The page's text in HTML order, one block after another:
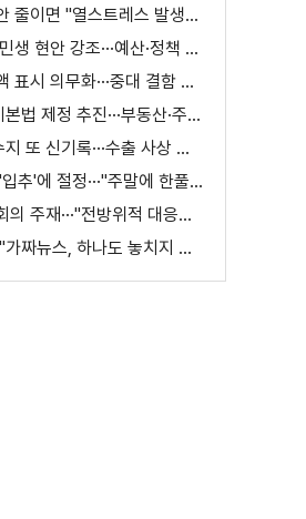
온실가스 안 줄이면 "열스트레스 발생일 29배 증가"
폭염·청년 민생 현안 강조···예산·정책 방향 제시
중고차 총액 표시 의무화···중대 결함 시 '계약 해제'
국가자산기본법 제정 추진···부동산·주식 등 통합 관리
6월 경상수지 또 신기록···수출 사상 첫 1천억 달러
극한 폭염 '입추'에 절정···"주말에 한풀 꺾인다"
폭염 점검회의 주재···"전방위적 대응체계 가동"
이 대통령 "가짜뉴스, 하나도 놓치지 말고 바로잡아야"